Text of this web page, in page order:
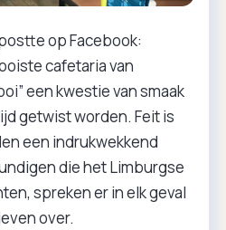
op Facebook:
cafetaria van
een kwestie van smaak
getwist worden. Feit is
een indrukwekkend
die het Limburgse
spreken er in elk geval
over.